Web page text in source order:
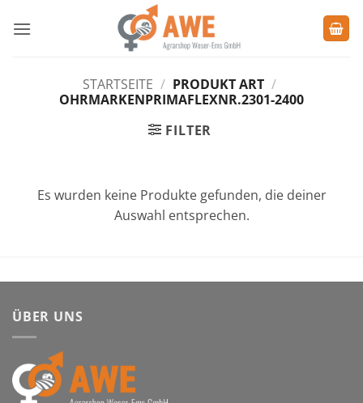
Inhalt
STARTSEITE / PRODUKT ART /
OHRMARKENPRIMAFLEXNR.2301-2400
FILTER
Es wurden keine Produkte gefunden, die deiner
Auswahl entsprechen.
ÜBER UNS